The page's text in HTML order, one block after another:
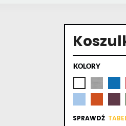
KOLORY
SPRAWDŹ